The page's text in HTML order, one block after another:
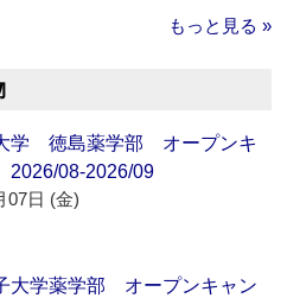
もっと見る »
学 徳島薬学部 オープンキ
08-2026/09
07日 (金)
大学薬学部 オープンキャン